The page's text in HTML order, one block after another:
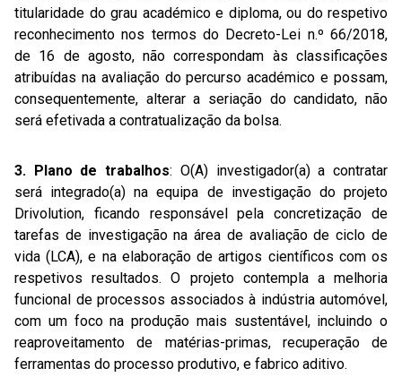
titularidade do grau académico e diploma, ou do respetivo
reconhecimento nos termos do Decreto-Lei n.º 66/2018,
de 16 de agosto, não correspondam às classificações
atribuídas na avaliação do percurso académico e possam,
consequentemente, alterar a seriação do candidato, não
será efetivada a contratualização da bolsa.
3. Plano de trabalhos: O(A) investigador(a) a contratar
será integrado(a) na equipa de investigação do projeto
Drivolution, ficando responsável pela concretização de
tarefas de investigação na área de avaliação de ciclo de
vida (LCA), e na elaboração de artigos científicos com os
respetivos resultados. O projeto contempla a melhoria
funcional de processos associados à indústria automóvel,
com um foco na produção mais sustentável, incluindo o
reaproveitamento de matérias-primas, recuperação de
ferramentas do processo produtivo, e fabrico aditivo.